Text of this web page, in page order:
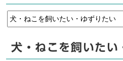
犬・ねこを飼いたい